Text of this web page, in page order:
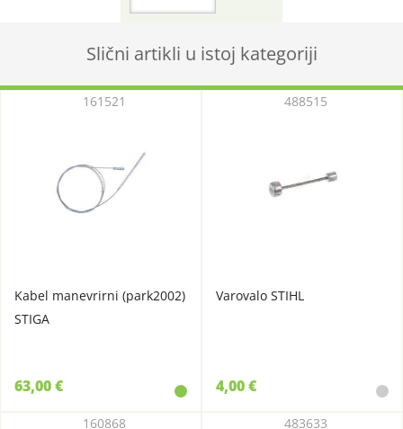
Slični artikli u istoj kategoriji
Kabel manevrirni (park2002)
STIGA
161521
63,00 €
Varovalo STIHL
488515
4,00 €
160868 483633